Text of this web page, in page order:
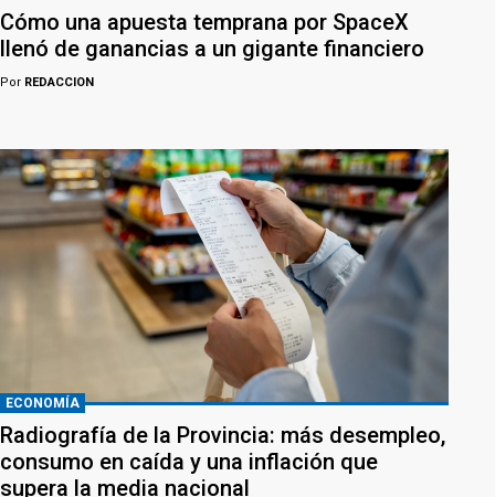
Cómo una apuesta temprana por SpaceX
llenó de ganancias a un gigante financiero
Por REDACCION
ECONOMÍA
Radiografía de la Provincia: más desempleo,
consumo en caída y una inflación que
supera la media nacional